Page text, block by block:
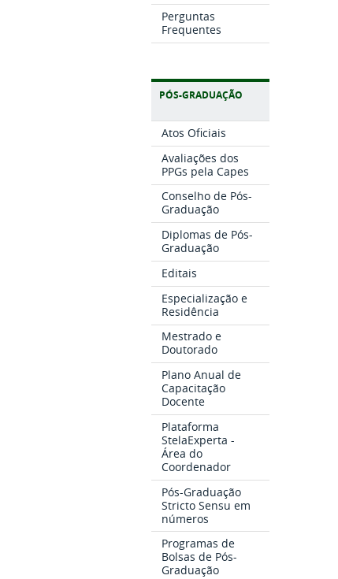
Perguntas
Frequentes
PÓS-GRADUAÇÃO
Atos Oficiais
Avaliações dos
PPGs pela Capes
Conselho de Pós-
Graduação
Diplomas de Pós-
Graduação
Editais
Especialização e
Residência
Mestrado e
Doutorado
Plano Anual de
Capacitação
Docente
Plataforma
StelaExperta -
Área do
Coordenador
Pós-Graduação
Stricto Sensu em
números
Programas de
Bolsas de Pós-
Graduação